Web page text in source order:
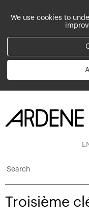
We use cookies to
Search
Troisième